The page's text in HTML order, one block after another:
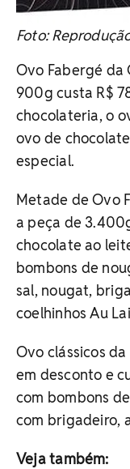
Foto:
Ovo Fabergé da
900g custa R$
chocolateria, o
ovo de
especial.
Metade de Ovo
a peça de
chocolate ao
bombons de
sal, nougat,
coelhinhos Au
Ovo clássicos
em desconto e
com bombons
com brigadeiro,
Veja também: